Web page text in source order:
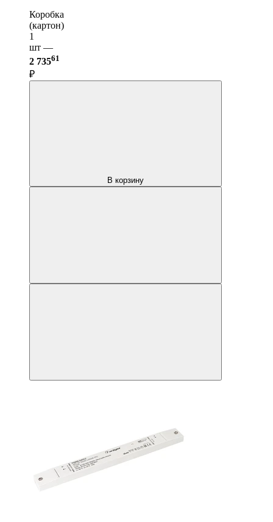
Коробка
(картон)
1
шт —
2 73561
₽
В корзину